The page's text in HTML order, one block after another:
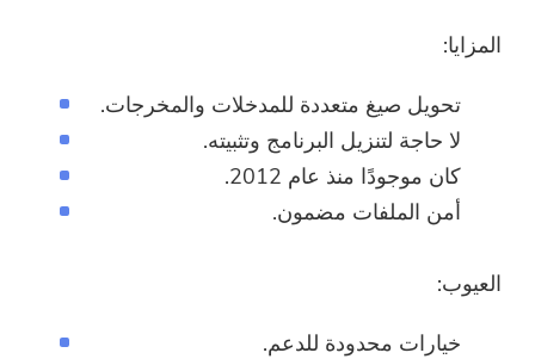
المزايا:
تحويل صيغ متعددة للمدخلات والمخرجات.
لا حاجة لتنزيل البرنامج وتثبيته.
كان موجودًا منذ عام 2012.
أمن الملفات مضمون.
العيوب:
خيارات محدودة للدعم.